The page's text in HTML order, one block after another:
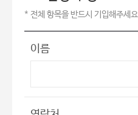
* 전체 항목을 반드시 기입해주세요.
이름